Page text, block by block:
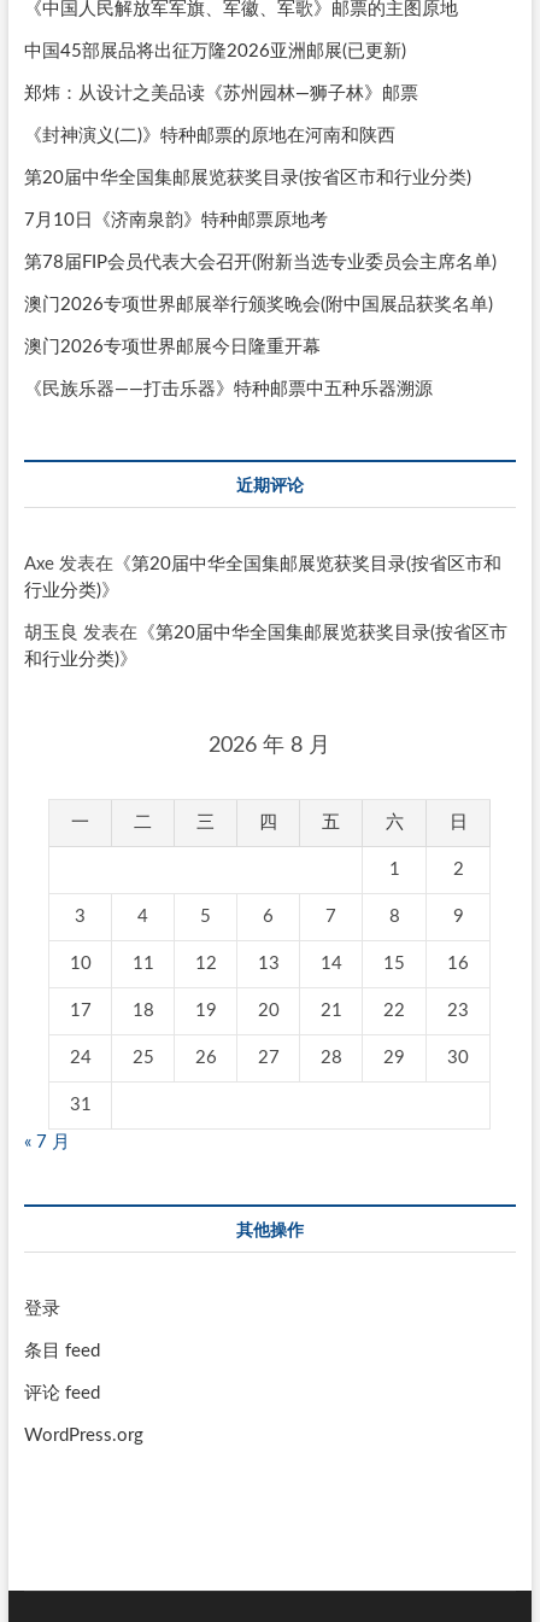
《中国人民解放军军旗、军徽、军歌》邮票的主图原地
中国45部展品将出征万隆2026亚洲邮展(已更新)
郑炜：从设计之美品读《苏州园林—狮子林》邮票
《封神演义(二)》特种邮票的原地在河南和陕西
第20届中华全国集邮展览获奖目录(按省区市和行业分类)
7月10日《济南泉韵》特种邮票原地考
第78届FIP会员代表大会召开(附新当选专业委员会主席名单)
澳门2026专项世界邮展举行颁奖晚会(附中国展品获奖名单)
澳门2026专项世界邮展今日隆重开幕
《民族乐器——打击乐器》特种邮票中五种乐器溯源
近期评论
Axe发表在《第20届中华全国集邮展览获奖目录(按省区市和
行业分类)》
胡玉良 发表在《第20届中华全国集邮展览获奖目录(按省区市
和行业分类)》
2026 年 8 月
一 二 三 四 五 六 日
1 2
3 4 5 6 7 8 9
10 11 12 13 14 15 16
17 18 19 20 21 22 23
24 25 26 27 28 29 30
31
« 7 月
其他操作
登录
条目 feed
评论 feed
WordPress.org